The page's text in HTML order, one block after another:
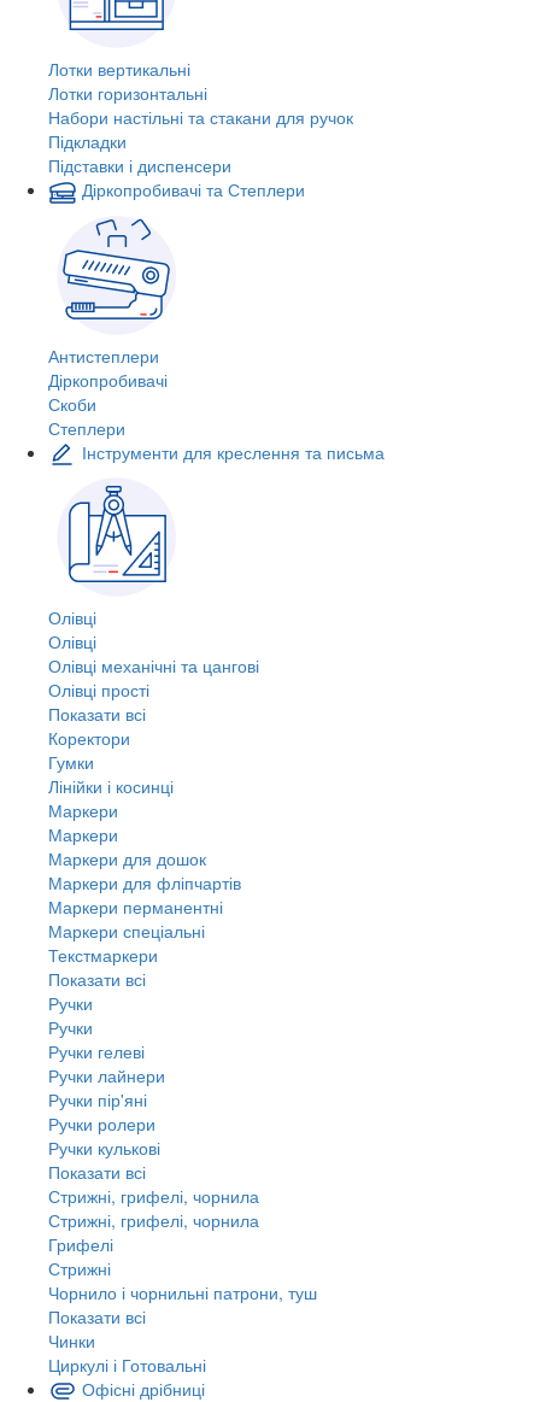
Лотки вертикальні
Лотки горизонтальні
Набори настільні та стакани для ручок
Підкладки
Підставки і диспенсери
Діркопробивачі та Степлери
Антистеплери
Діркопробивачі
Скоби
Степлери
Інструменти для креслення та письма
Олівці
Олівці
Олівці механічні та цангові
Олівці прості
Показати всі
Коректори
Гумки
Лінійки і косинці
Маркери
Маркери
Маркери для дошок
Маркери для фліпчартів
Маркери перманентні
Маркери спеціальні
Текстмаркери
Показати всі
Ручки
Ручки
Ручки гелеві
Ручки лайнери
Ручки пір'яні
Ручки ролери
Ручки кулькові
Показати всі
Стрижні, грифелі, чорнила
Стрижні, грифелі, чорнила
Грифелі
Стрижні
Чорнило і чорнильні патрони, туш
Показати всі
Чинки
Циркулі і Готовальні
Офісні дрібниці